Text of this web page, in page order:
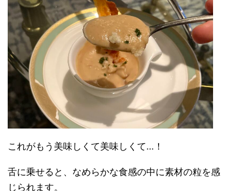
これがもう美味しくて美味しくて…！
舌に乗せると、なめらかな食感の中に素材の粒を感
じられます。